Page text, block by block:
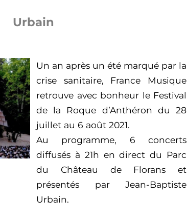
Urbain
Un an après un été marqué par la
crise sanitaire, France Musique
retrouve avec bonheur le Festival
de la Roque d’Anthéron du 28
juillet au 6 août 2021.
Au programme, 6 concerts
diffusés à 21h en direct du Parc
du Château de Florans et
présentés par Jean-Baptiste
Urbain.